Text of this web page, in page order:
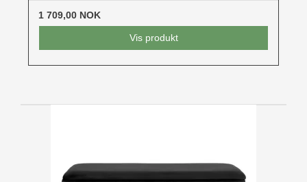
1 709,00 NOK
Vis produkt